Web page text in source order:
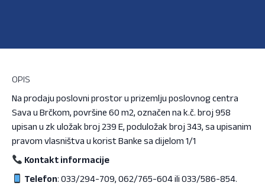
OPIS
Na prodaju poslovni prostor u prizemlju poslovnog centra
Sava u Brčkom, površine 60 m2, označen na k.č. broj 958
upisan u zk uložak broj 239 E, poduložak broj 343, sa upisanim
pravom vlasništva u korist Banke sa dijelom 1/1
Kontakt informacije
Telefon: 033/294-709, 062/765-604 ili 033/586-854.